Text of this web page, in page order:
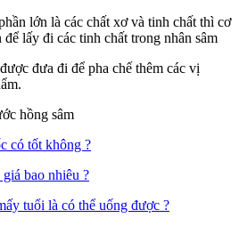
lớn là các chất xơ và tinh chất thì cơ
lấy đi các tinh chất trong nhân sâm
đưa đi để pha chế thêm các vị
hồng sâm
có tốt không ?
bao nhiêu ?
tuổi là có thể uống được ?